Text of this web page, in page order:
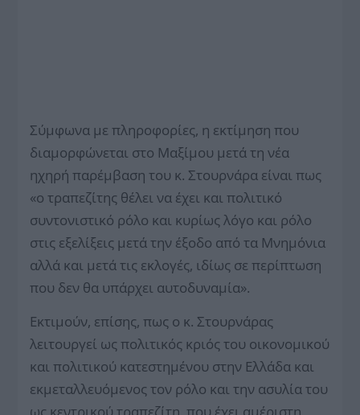
Σύμφωνα με πληροφορίες, η εκτίμηση που
διαμορφώνεται στο Μαξίμου μετά τη νέα
ηχηρή παρέμβαση του κ. Στουρνάρα είναι πως
«ο τραπεζίτης θέλει να έχει και πολιτικό
συντονιστικό ρόλο και κυρίως λόγο και ρόλο
στις εξελίξεις μετά την έξοδο από τα Μνημόνια
αλλά και μετά τις εκλογές, ιδίως σε περίπτωση
που δεν θα υπάρχει αυτοδυναμία».
Εκτιμούν, επίσης, πως ο κ. Στουρνάρας
λειτουργεί ως πολιτικός κριός του οικονομικού
και πολιτικού κατεστημένου στην Ελλάδα και
εκμεταλλευόμενος τον ρόλο και την ασυλία του
ως κεντρικού τραπεζίτη, που έχει αμέριστη